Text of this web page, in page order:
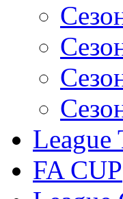
League
FA CUP